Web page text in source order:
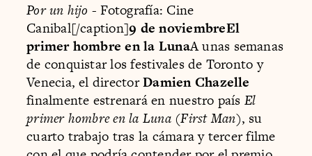
Por un hijo - Fotografía: Cine
Canibal[/caption]9 de noviembreEl
primer hombre en la LunaA unas semanas
de conquistar los festivales de Toronto y
Venecia, el directorDamien Chazelle
finalmente estrenará en nuestro país El
primer hombre en la Luna(First Man), su
cuarto trabajo tras la cámara y tercer filme